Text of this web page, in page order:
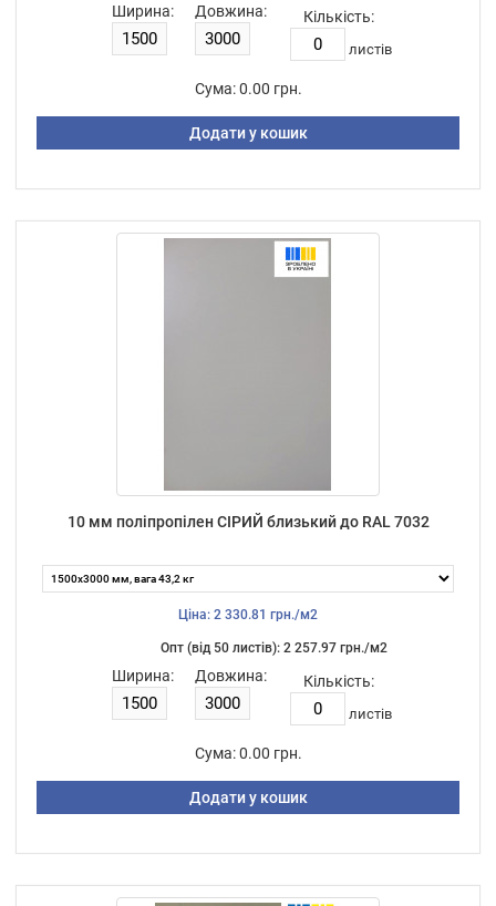
Ширина: Довжина: Кількість:
листiв
Сума: 0.00 грн.
Додати у кошик
10 мм поліпропілен СІРИЙ близький до RAL 7032
Ціна: 2 330.81 грн./м2
Опт (від 50 листiв): 2 257.97 грн./м2
Ширина: Довжина: Кількість:
листiв
Сума: 0.00 грн.
Додати у кошик